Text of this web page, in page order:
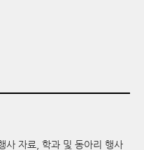
사 자료, 학과 및 동아리 행사